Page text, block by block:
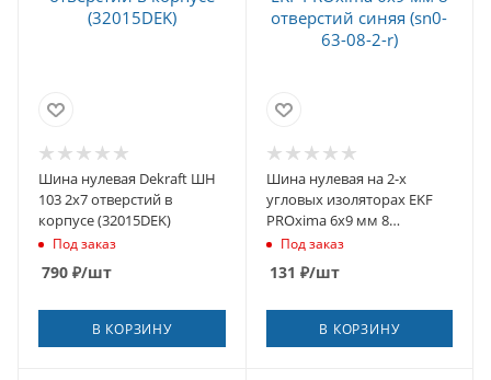
Шина нулевая Dekraft ШН
103 2х7 отверстий в
корпусе (32015DEK)
Под заказ
790 ₽/шт
В КОРЗИНУ
Шина нулевая на 2-х
угловых изоляторах EKF
PROxima 6х9 мм 8
отверстий синяя (sn0-63-
08-2-r)
Под заказ
131 ₽/шт
В КОРЗИНУ